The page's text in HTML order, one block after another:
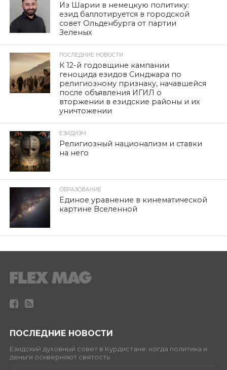
Из Шарии в немецкую политику:
езид баллотируется в городской
совет Ольденбурга от партии
Зеленых
ПОСЛЕДНИЕ НОВОСТИ
К 12-й годовщине кампании
геноцида езидов Синджара по
религиозному признаку, начавшейся
после объявления ИГИЛ о
вторжении в езидские районы и их
уничтожении
ЕЗИДИЗМ
Религиозный национализм и ставки
на него
ОБРАЗОВАНИЕ
Единое уравнение в кинематической
картине Вселенной
ПОСЛЕДНИЕ НОВОСТИ
Езидский духовный совет в Курдистане: когда политика и
деньги оскверняют святость